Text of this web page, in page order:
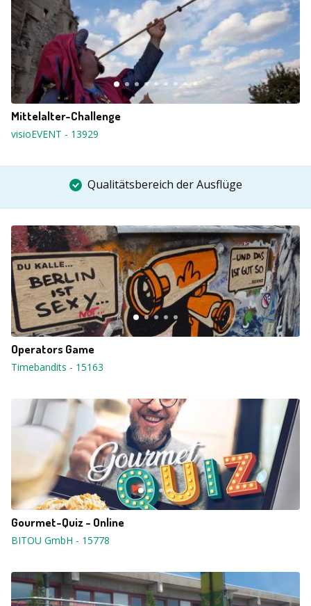
Mittelalter-Challenge
visioEVENT - 13929
Qualitätsbereich der Ausflüge
Operators Game
Timebandits - 15163
Gourmet-Quiz - Online
BITOU GmbH - 15778